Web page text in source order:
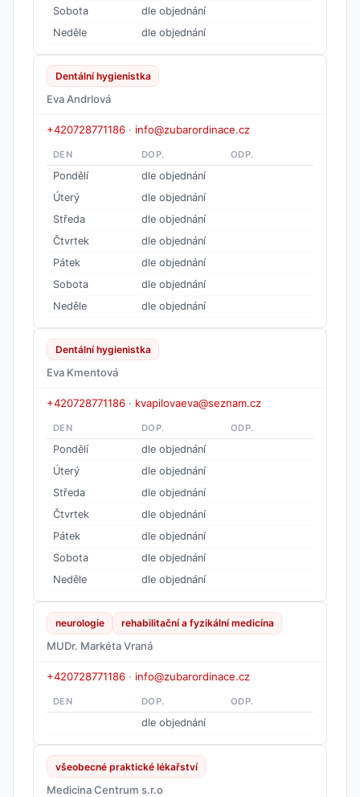
Sobota
dle objednání
Neděle
dle objednání
Dentální hygienistka
Eva Andrlová
+420728771186 · info@zubarordinace.cz
DEN DOP. ODP.
Pondělí
dle objednání
Úterý
dle objednání
Středa
dle objednání
Čtvrtek
dle objednání
Pátek
dle objednání
Sobota
dle objednání
Neděle
dle objednání
Dentální hygienistka
Eva Kmentová
+420728771186 · kvapilovaeva@seznam.cz
DEN DOP. ODP.
Pondělí
dle objednání
Úterý
dle objednání
Středa
dle objednání
Čtvrtek
dle objednání
Pátek
dle objednání
Sobota
dle objednání
Neděle
dle objednání
neurologie rehabilitační a fyzikální medicína
MUDr. Markéta Vraná
+420728771186 · info@zubarordinace.cz
DEN DOP. ODP.
dle objednání
všeobecné praktické lékařství
Medicina Centrum s.r.o